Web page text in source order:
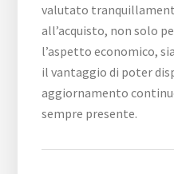
valutato
all’acquisto, non solo
l’aspetto economico,
il vantaggio di poter
aggiornamento
sempre presente.